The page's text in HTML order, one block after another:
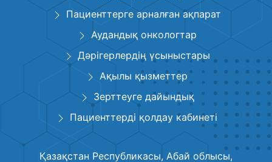
Пациенттерге арналған ақпарат
Аудандық онкологтар
Дәрігерлердің үсыныстары
Ақылы қызметтер
Зерттеуге дайындық
Пациенттерді қолдау кабинеті
Қазақстан Республикасы, Абай облысы,